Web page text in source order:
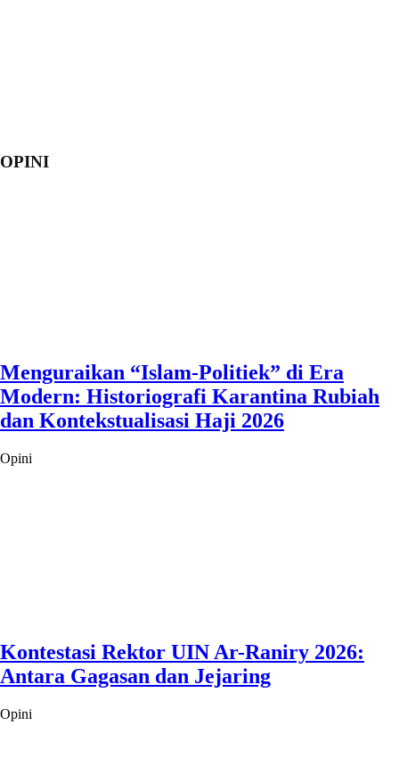
OPINI
Menguraikan “Islam-Politiek” di Era
Modern: Historiografi Karantina Rubiah
dan Kontekstualisasi Haji 2026
Opini
Kontestasi Rektor UIN Ar-Raniry 2026:
Antara Gagasan dan Jejaring
Opini